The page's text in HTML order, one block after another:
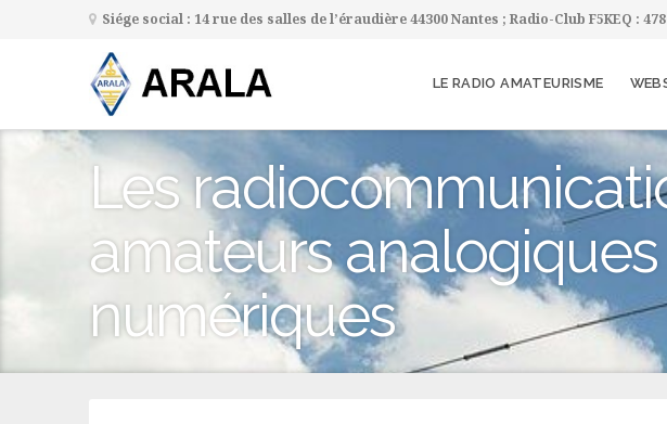
Siége social : 14 rue des salles de l’éraudière 44300 Nantes ; Radio-Club F5KEQ :
LE RADIO AMATEURISME
Les
amateurs
numériques